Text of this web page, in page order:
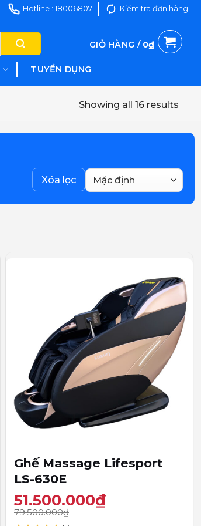
Hotline : 18006807 Kiểm tra đơn hàng
TUYỂN DỤNG
GIỎ HÀNG / 0₫
Showing all 16 results
Xóa lọc
Ghế Massage Lifesport
LS-630E
51.500.000₫
79.500.000₫